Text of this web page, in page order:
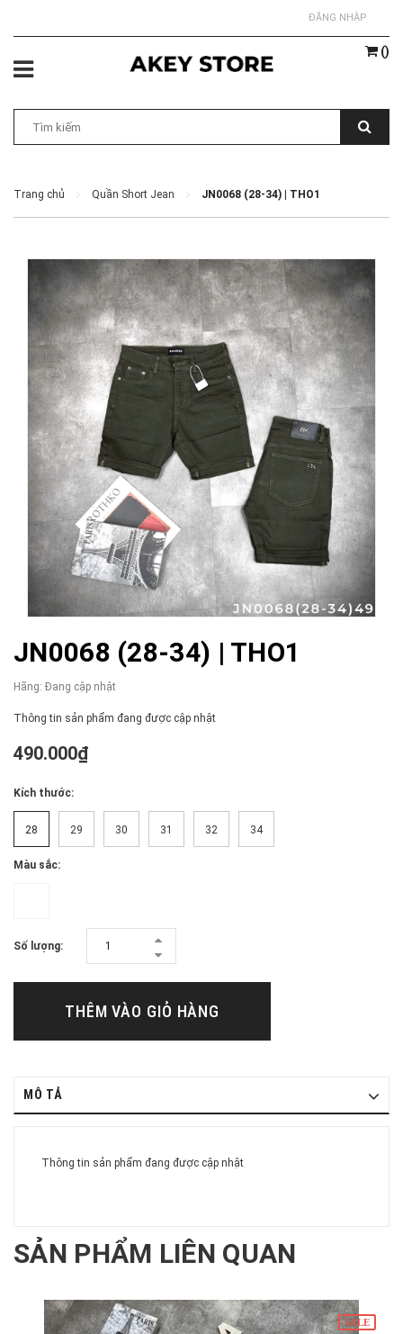
ĐĂNG NHẬP
()
Trang chủ Quần Short Jean JN0068 (28-34) | THO1
JN0068 (28-34) | THO1
Hãng: Đang cập nhật
Thông tin sản phẩm đang được cập nhật
490.000₫
Kích thước:
28 29 30 31 32 34
Màu sắc:
Số lượng:
THÊM VÀO GIỎ HÀNG
MÔ TẢ
Thông tin sản phẩm đang được cập nhật
SẢN PHẨM LIÊN QUAN
SALE